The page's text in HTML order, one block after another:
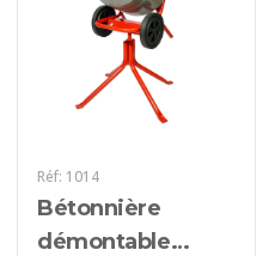
Réf: 1014
Bétonnière
démontable